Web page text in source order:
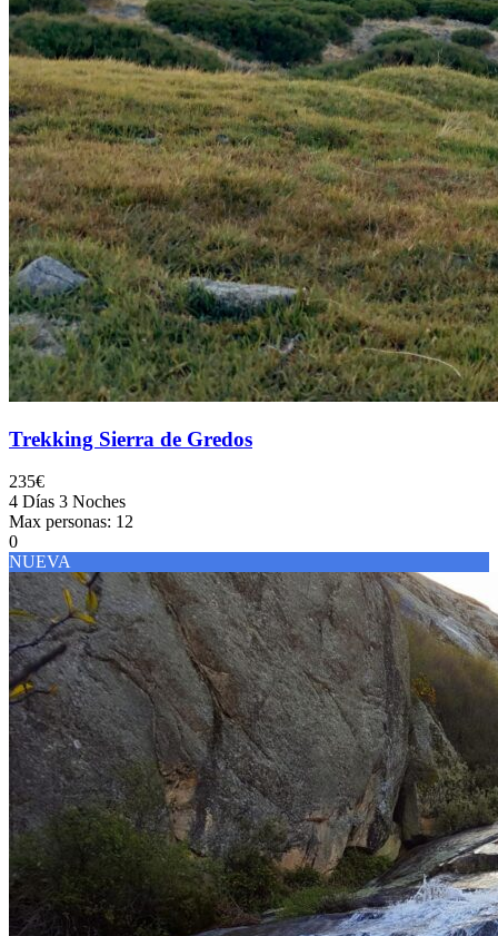
Trekking Sierra de Gredos
235€
4 Días 3 Noches
Max personas: 12
0
NUEVA